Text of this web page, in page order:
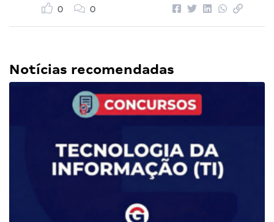
0 0
Notícias recomendadas